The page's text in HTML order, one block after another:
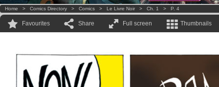
Home > Comics Directory > Comics > Le Livre Noir > Ch. 1 > P. 4
Favourites Share Full screen Thumbnails